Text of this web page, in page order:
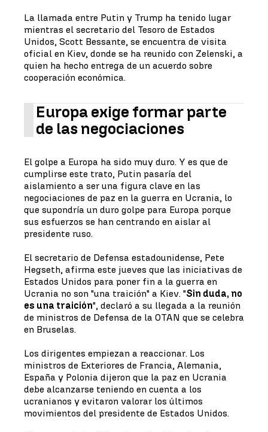
La llamada entre Putin y Trump ha tenido lugar
mientras el secretario del Tesoro de Estados
Unidos, Scott Bessante, se encuentra de visita
oficial en Kiev, donde se ha reunido con Zelenski, a
quien ha hecho entrega de un acuerdo sobre
cooperación económica.
Europa exige formar parte
de las negociaciones
El golpe a Europa ha sido muy duro. Y es que de
cumplirse este trato, Putin pasaría del
aislamiento a ser una figura clave en las
negociaciones de paz en la guerra en Ucrania, lo
que supondría un duro golpe para Europa porque
sus esfuerzos se han centrando en aislar al
presidente ruso.
El secretario de Defensa estadounidense, Pete
Hegseth, afirma este jueves que las iniciativas de
Estados Unidos para poner fin a la guerra en
Ucrania no son "una traición" a Kiev. "Sin duda, no
es una traición", declaró a su llegada a la reunión
de ministros de Defensa de la OTAN que se celebra
en Bruselas.
Los dirigentes empiezan a reaccionar. Los
ministros de Exteriores de Francia, Alemania,
España y Polonia dijeron que la paz en Ucrania
debe alcanzarse teniendo en cuenta a los
ucranianos y evitaron valorar los últimos
movimientos del presidente de Estados Unidos.